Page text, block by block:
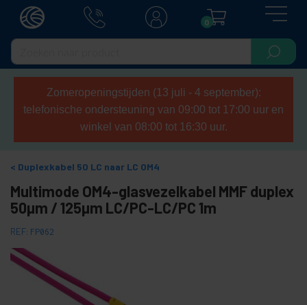
0
Zomeropeningstijden (13 juli - 4 september):
telefonische ondersteuning van 09:00 tot 17:00 uur en
winkel van 08:00 tot 16:30 uur.
Duplexkabel 50 LC naar LC OM4
Multimode OM4-glasvezelkabel MMF duplex
50µm / 125µm LC/PC-LC/PC 1m
REF: FP062